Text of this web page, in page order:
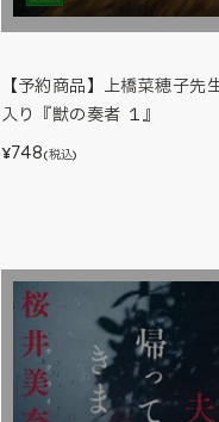
【予約商品】上橋菜穂子先
入り『獣の奏者 １』
¥748(税込)